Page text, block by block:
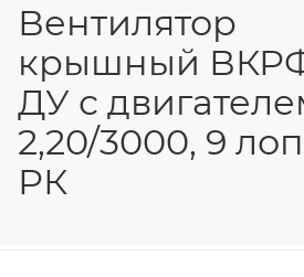
Вентилятор
крышный
ДУ с
2,20/3000, 9
РК